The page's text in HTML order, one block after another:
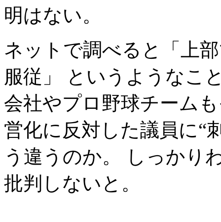
明はない。
ネットで調べると「上
服従」 というようなこ
会社やプロ野球チーム
営化に反対した議員に“
う違うのか。 しっかり
批判しないと。